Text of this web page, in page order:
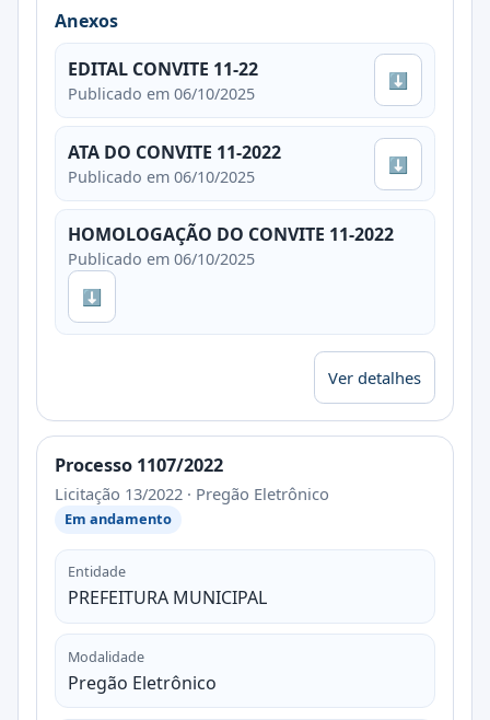
Anexos
EDITAL CONVITE 11-22
Publicado em 06/10/2025
⬇
ATA DO CONVITE 11-2022
Publicado em 06/10/2025
⬇
HOMOLOGAÇÃO DO CONVITE 11-2022
Publicado em 06/10/2025
⬇
Ver detalhes
Processo 1107/2022
Licitação 13/2022 · Pregão Eletrônico
Em andamento
Entidade
PREFEITURA MUNICIPAL
Modalidade
Pregão Eletrônico